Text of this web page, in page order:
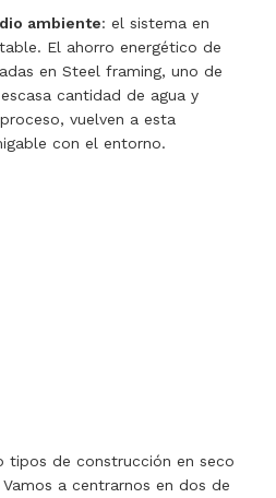
ambiente: el sistema en
El ahorro energético de
en Steel framing, uno de
cantidad de agua y
vuelven a esta
con el entorno.
tipos de construcción en seco
a centrarnos en dos de